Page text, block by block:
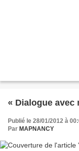
« Dialogue avec
Publié le 28/01/2012 à
Par MAPNANCY